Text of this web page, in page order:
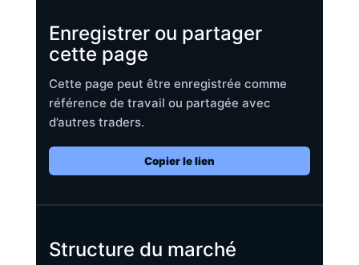
Enregistrer ou partager
cette page
Cette page peut être enregistrée comme
référence de travail ou partagée avec
d’autres traders.
Copier le lien
Structure du marché